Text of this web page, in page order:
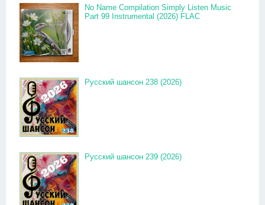
No Name Compilation Simply Listen Music
Part 99 Instrumental (2026) FLAC
Русский шансон 238 (2026)
Русский шансон 239 (2026)